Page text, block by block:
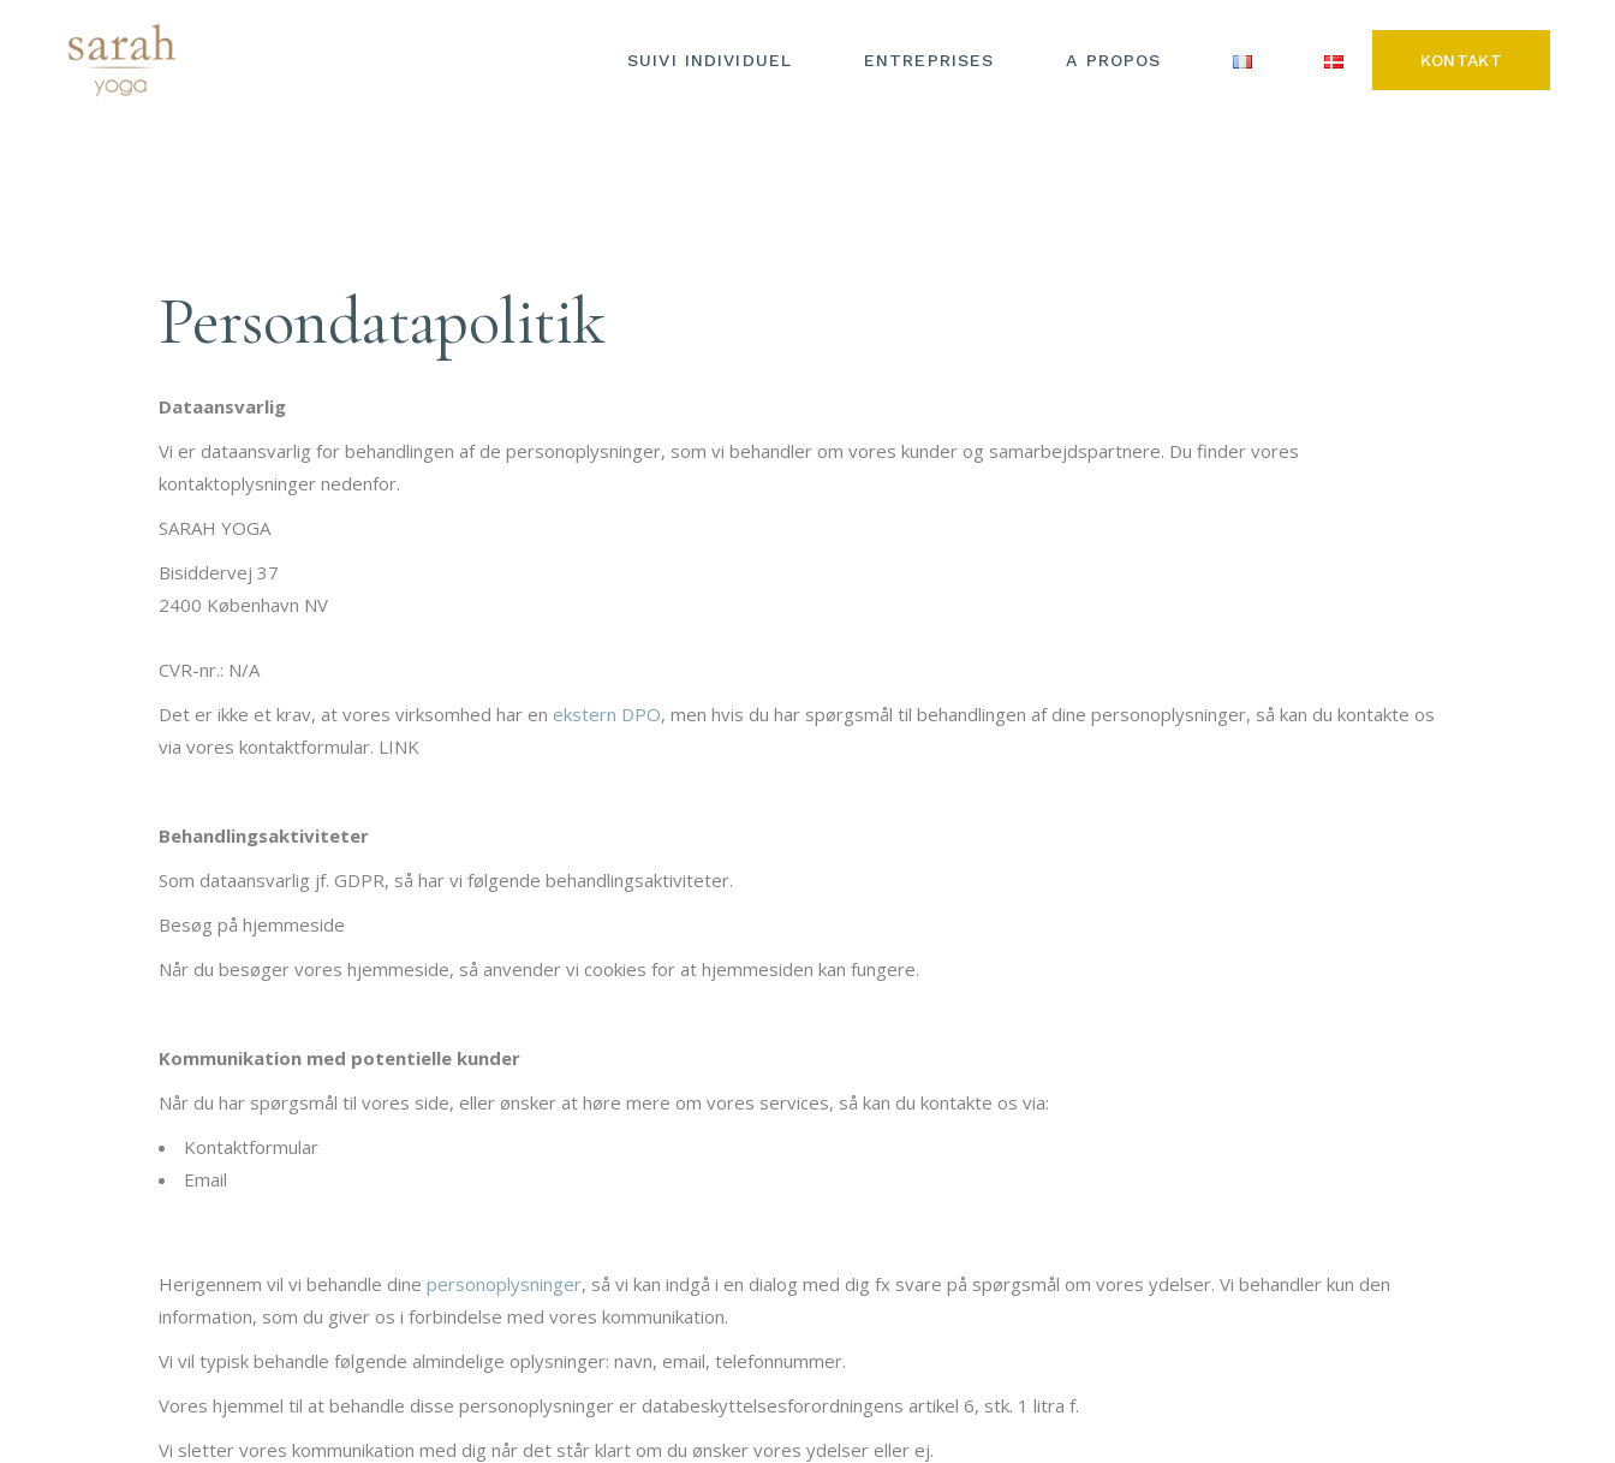
SUIVI INDIVIDUEL ENTREPRISES A PROPOS KONTAKT
Persondatapolitik
Dataansvarlig
Vi er dataansvarlig for behandlingen af de personoplysninger, som vi behandler om vores kunder og samarbejdspartnere. Du finder vores
kontaktoplysninger nedenfor.
SARAH YOGA
Bisiddervej 37
2400 København NV
CVR-nr.: N/A
Det er ikke et krav, at vores virksomhed har en ekstern DPO, men hvis du har spørgsmål til behandlingen af dine personoplysninger, så kan du kontakte os
via vores kontaktformular. LINK
Behandlingsaktiviteter
Som dataansvarlig jf. GDPR, så har vi følgende behandlingsaktiviteter.
Besøg på hjemmeside
Når du besøger vores hjemmeside, så anvender vi cookies for at hjemmesiden kan fungere.
Kommunikation med potentielle kunder
Når du har spørgsmål til vores side, eller ønsker at høre mere om vores services, så kan du kontakte os via:
Kontaktformular
Email
Herigennem vil vi behandle dine personoplysninger, så vi kan indgå i en dialog med dig fx svare på spørgsmål om vores ydelser. Vi behandler kun den
information, som du giver os i forbindelse med vores kommunikation.
Vi vil typisk behandle følgende almindelige oplysninger: navn, email, telefonnummer.
Vores hjemmel til at behandle disse personoplysninger er databeskyttelsesforordningens artikel 6, stk. 1 litra f.
Vi sletter vores kommunikation med dig når det står klart om du ønsker vores ydelser eller ej.